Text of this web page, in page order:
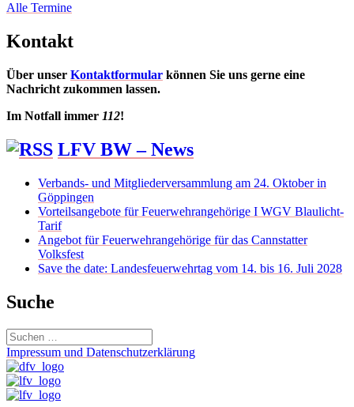
Alle Termine
Kontakt
Über unser Kontaktformular können Sie uns gerne eine
Nachricht zukommen lassen.
Im Notfall immer 112!
LFV BW – News
Verbands- und Mitgliederversammlung am 24. Oktober in
Göppingen
Vorteilsangebote für Feuerwehrangehörige I WGV Blaulicht-
Tarif
Angebot für Feuerwehrangehörige für das Cannstatter
Volksfest
Save the date: Landesfeuerwehrtag vom 14. bis 16. Juli 2028
Suche
Suchen
nach:
Impressum und Datenschutzerklärung